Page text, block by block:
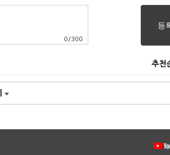
0 /300
추천